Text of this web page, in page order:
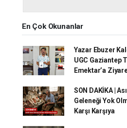
En Çok Okunanlar
Yazar Ebuzer
UGC Gaziantep
Emektar’a
SON DAKİKA |
Geleneği Yok
Karşı Karşıya